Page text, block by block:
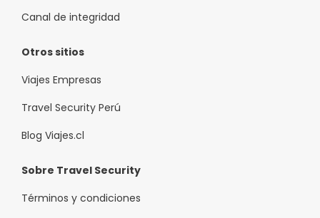
Canal de integridad
Otros sitios
Viajes Empresas
Travel Security Perú
Blog Viajes.cl
Sobre Travel Security
Términos y condiciones